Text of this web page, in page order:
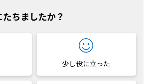
ちましたか？
少し役に立った